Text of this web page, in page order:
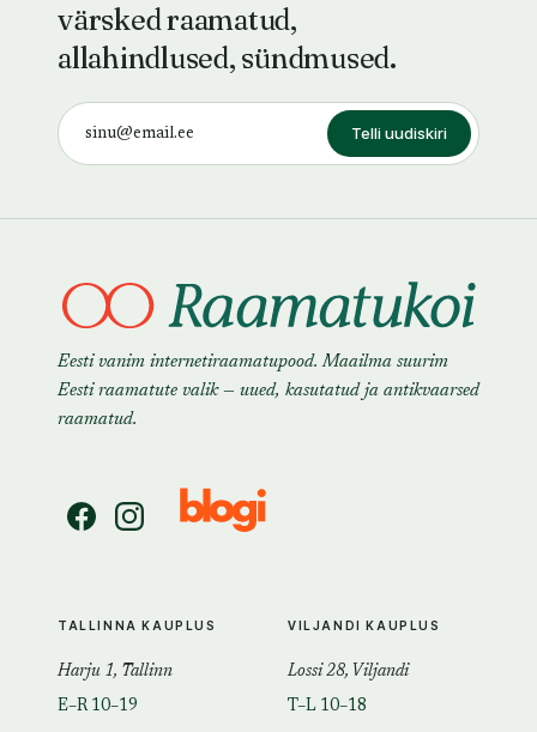
värsked raamatud,
allahindlused, sündmused.
Telli uudiskiri
Eesti vanim internetiraamatupood. Maailma suurim
Eesti raamatute valik — uued, kasutatud ja antikvaarsed
raamatud.
TALLINNA KAUPLUS
Harju 1, Tallinn
E–R 10–19
VILJANDI KAUPLUS
Lossi 28, Viljandi
T–L 10–18